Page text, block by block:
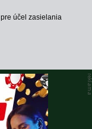
pre účel zasielania